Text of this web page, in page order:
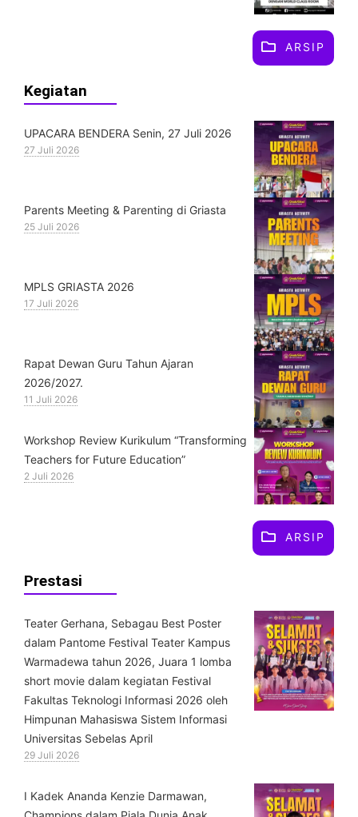
ARSIP
Kegiatan
UPACARA BENDERA Senin, 27 Juli 2026
27 Juli 2026
Parents Meeting & Parenting di Griasta
25 Juli 2026
MPLS GRIASTA 2026
17 Juli 2026
Rapat Dewan Guru Tahun Ajaran
2026/2027.
11 Juli 2026
Workshop Review Kurikulum “Transforming
Teachers for Future Education”
2 Juli 2026
ARSIP
Prestasi
Teater Gerhana, Sebagau Best Poster
dalam Pantome Festival Teater Kampus
Warmadewa tahun 2026, Juara 1 lomba
short movie dalam kegiatan Festival
Fakultas Teknologi Informasi 2026 oleh
Himpunan Mahasiswa Sistem Informasi
Universitas Sebelas April
29 Juli 2026
⁠I Kadek Ananda Kenzie Darmawan,